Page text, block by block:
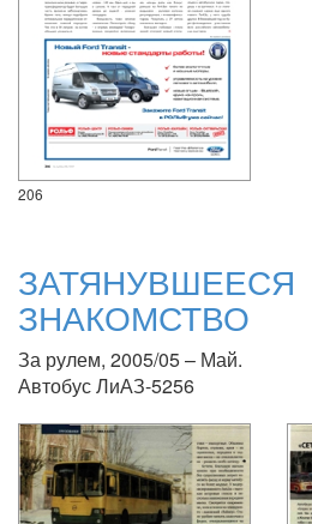
206
ЗАТЯНУВШЕЕСЯ
ЗНАКОМСТВО
За рулем, 2005/05 – Май.
Автобус ЛиАЗ-5256